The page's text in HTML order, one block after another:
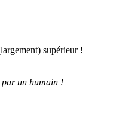
supérieur !
par un humain !